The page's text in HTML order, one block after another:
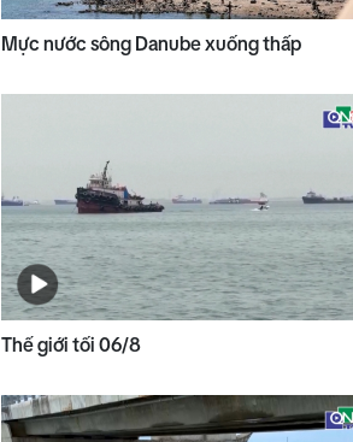
Mực nước sông Danube xuống thấp
Thế giới tối 06/8